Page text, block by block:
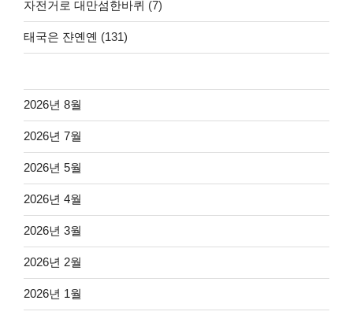
자전거로 대만섬한바퀴 (7)
태국은 쟌옌옌 (131)
2026년 8월
2026년 7월
2026년 5월
2026년 4월
2026년 3월
2026년 2월
2026년 1월